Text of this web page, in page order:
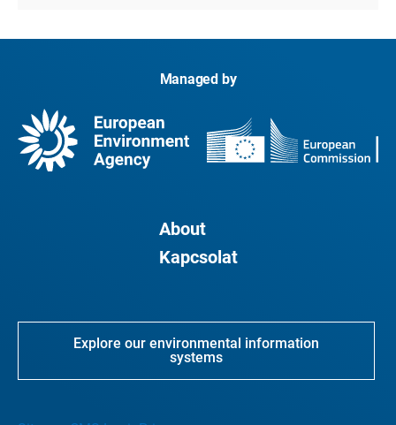
Managed by
About
Kapcsolat
Explore our environmental information
systems